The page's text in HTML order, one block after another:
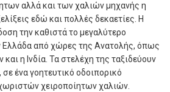
αλλά και των χαλιών μηχανής η
εδώ και πολλές δεκαετίες. Η
την καθιστά το μεγαλύτερο
Ελλάδα από χώρες της Ανατολής, όπως
η Ινδία. Τα στελέχη της ταξιδεύουν
ένα γοητευτικό οδοιπορικό
χειροποίητων χαλιών.